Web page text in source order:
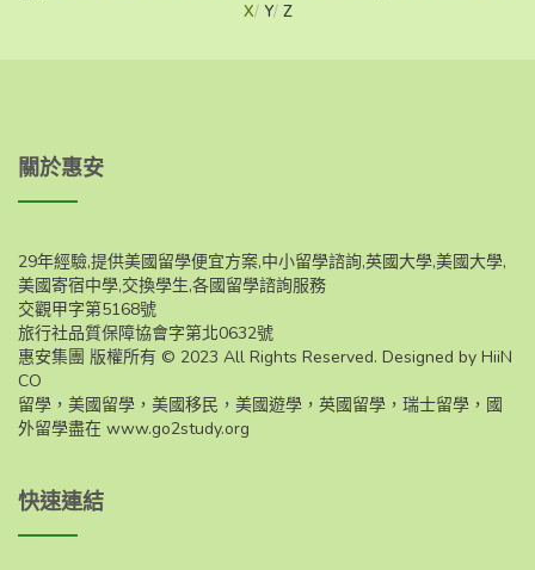
X Y Z
關於惠安
29年經驗,提供美國留學便宜方案,中小留學諮詢,英國大學,美國大學,
美國寄宿中學,交換學生,各國留學諮詢服務
交觀甲字第5168號
旅行社品質保障協會字第北0632號
惠安集團 版權所有 © 2023 All Rights Reserved. Designed by HiiN
CO
留學，美國留學，美國移民，美國遊學，英國留學，瑞士留學，國
外留學盡在 www.go2study.org
快速連結